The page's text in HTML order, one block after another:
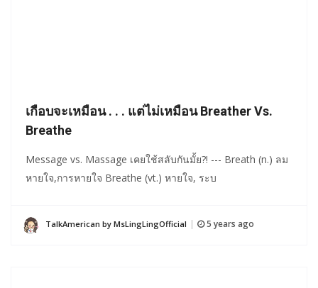
เกือบจะเหมือน . . . แต่ไม่เหมือน Breather Vs.
Breathe
Message vs. Massage เคยใช้สลับกันมั้ย?! --- Breath (n.) ลม
หายใจ,การหายใจ Breathe (vt.) หายใจ, ระบ
TalkAmerican by MsLingLingOfficial 5 years ago